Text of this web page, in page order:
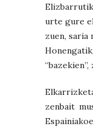
urte gure
zuen, saria
zenbait